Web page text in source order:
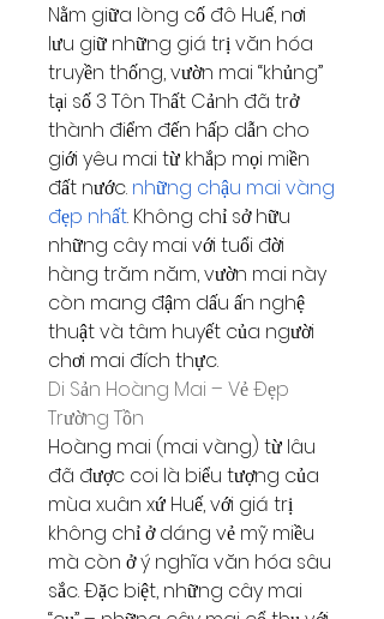
Nằm giữa lòng cố đô Huế, nơi
lưu giữ những giá trị văn hóa
truyền thống, vườn mai “khủng”
tại số 3 Tôn Thất Cảnh đã trở
thành điểm đến hấp dẫn cho
giới yêu mai từ khắp mọi miền
đất nước. những chậu mai vàng
đẹp nhất. Không chỉ sở hữu
những cây mai với tuổi đời
hàng trăm năm, vườn mai này
còn mang đậm dấu ấn nghệ
thuật và tâm huyết của người
chơi mai đích thực.
Di Sản Hoàng Mai – Vẻ Đẹp
Trường Tồn
Hoàng mai (mai vàng) từ lâu
đã được coi là biểu tượng của
mùa xuân xứ Huế, với giá trị
không chỉ ở dáng vẻ mỹ miều
mà còn ở ý nghĩa văn hóa sâu
sắc. Đặc biệt, những cây mai